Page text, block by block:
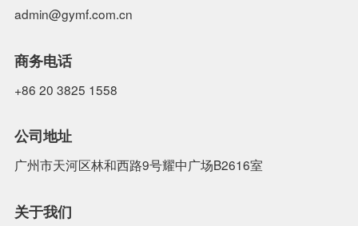
admin@gymf.com.cn
商务电话
+86 20 3825 1558
公司地址
广州市天河区林和西路9号耀中广场B2616室
关于我们